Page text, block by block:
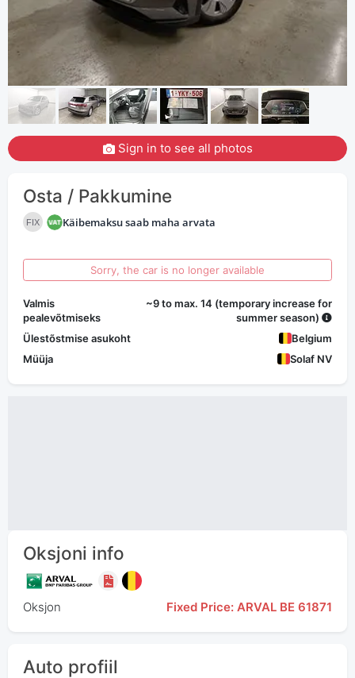
Sign in to see all photos
Osta / Pakkumine
FIX Käibemaksu saab maha arvata
Sorry, the car is no longer available
Valmis
pealevõtmiseks
~9 to max. 14 (temporary increase for
summer season)
Ülestõstmise asukoht
Belgium
Müüja
Solaf NV
Oksjoni info
Oksjon Fixed Price: ARVAL BE 61871
Auto profiil